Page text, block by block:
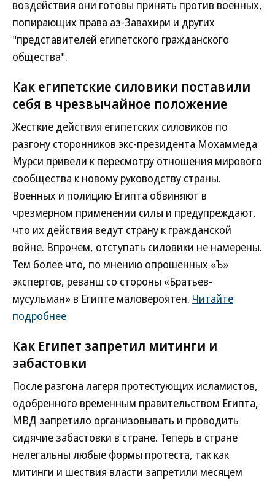
воздействия они готовы принять против военных,
попирающих права аз-Завахири и других
"представителей египетского гражданского
общества".
Как египетские силовики поставили
себя в чрезвычайное положение
Жесткие действия египетских силовиков по
разгону сторонников экс-президента Мохаммеда
Мурси привели к пересмотру отношения мирового
сообщества к новому руководству страны.
Военных и полицию Египта обвиняют в
чрезмерном применении силы и предупреждают,
что их действия ведут страну к гражданской
войне. Впрочем, отступать силовики не намерены.
Тем более что, по мнению опрошенных «Ъ»
экспертов, реванш со стороны «Братьев-
мусульман» в Египте маловероятен. Читайте
подробнее
Как Египет запретил митинги и
забастовки
После разгона лагеря протестующих исламистов,
одобренного временным правительством Египта,
МВД запретило организовывать и проводить
сидячие забастовки в стране. Теперь в стране
нелегальны любые формы протеста, так как
митинги и шествия власти запретили месяцем